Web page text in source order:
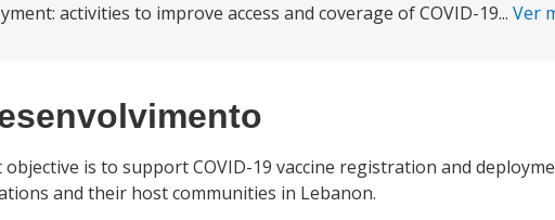
activities to improve access and coverage of COVID-19... Ver
is to support COVID-19 vaccine registration and
and their host communities in Lebanon.